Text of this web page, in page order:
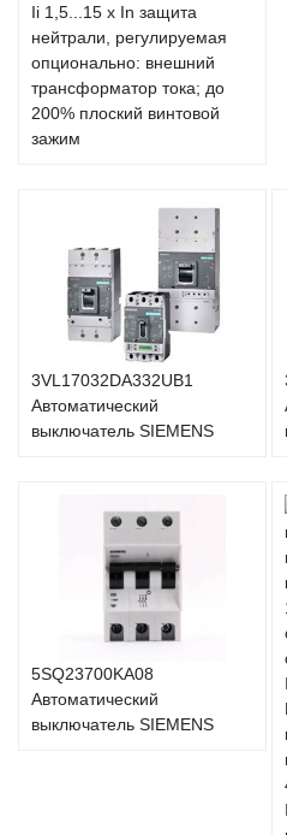
Ii 1,5...15 x In защита
нейтрали, регулируемая
опционально: внешний
трансформатор тока; до
200% плоский винтовой
зажим
3VL17032DA332UB1
Автоматический
выключатель SIEMENS
5SQ23700KA08
Автоматический
выключатель SIEMENS